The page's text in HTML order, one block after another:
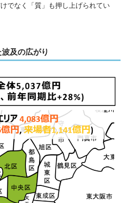
でなく「質」も押し上げられてい
及の広がり